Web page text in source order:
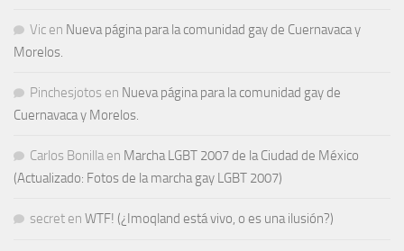
Vic en Nueva página para la comunidad gay de Cuernavaca y
Morelos.
Pinchesjotos en Nueva página para la comunidad gay de
Cuernavaca y Morelos.
Carlos Bonilla en Marcha LGBT 2007 de la Ciudad de México
(Actualizado: Fotos de la marcha gay LGBT 2007)
secret en WTF! (¿Imoqland está vivo, o es una ilusión?)